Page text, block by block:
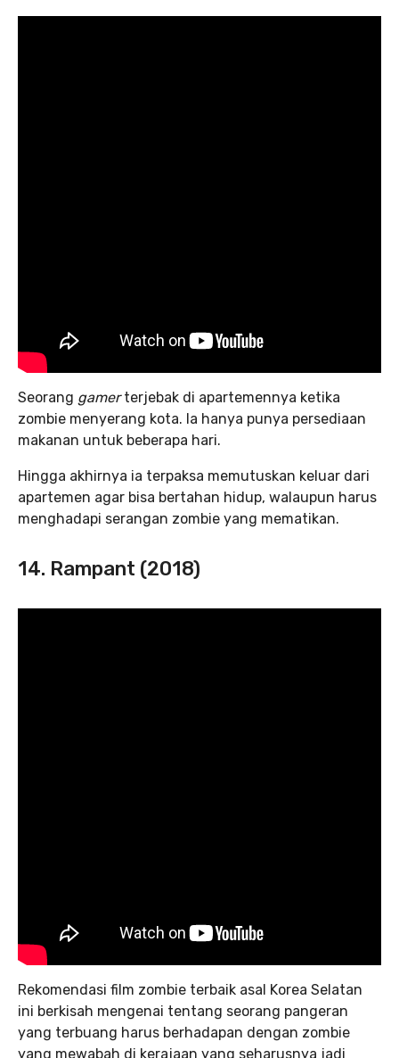
Seorang gamerterjebak di apartemennya ketika
zombie menyerang kota. Ia hanya punya persediaan
makanan untuk beberapa hari.
Hingga akhirnya ia terpaksa memutuskan keluar dari
apartemen agar bisa bertahan hidup, walaupun harus
menghadapi serangan zombie yang mematikan.
14. Rampant (2018)
Rekomendasi film zombie terbaik asal Korea Selatan
ini berkisah mengenai tentang seorang pangeran
yang terbuang harus berhadapan dengan zombie
yang mewabah di kerajaan yang seharusnya jadi